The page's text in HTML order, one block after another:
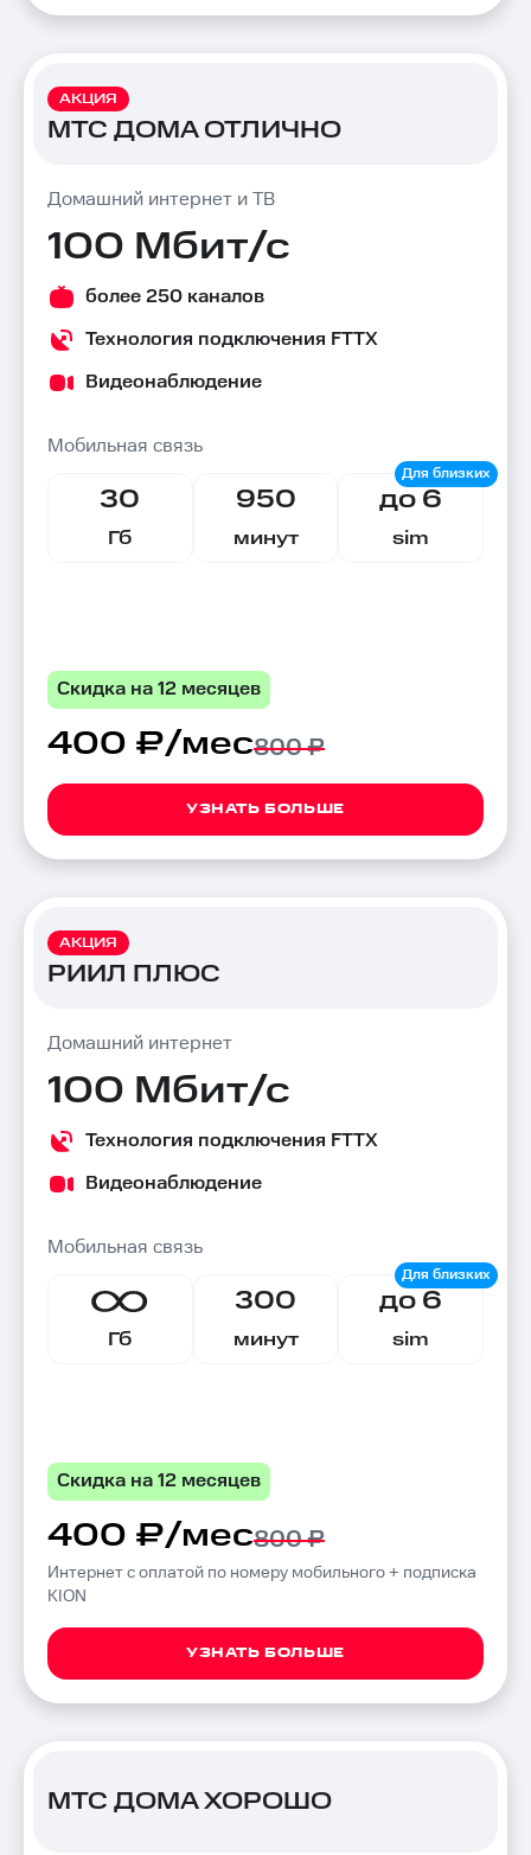
АКЦИЯ
МТС ДОМА ОТЛИЧНО
Домашний интернет и ТВ
100 Мбит/с
более 250 каналов
Технология подключения FTTX
Видеонаблюдение
Мобильная связь
30
Гб
950
минут
до 6
sim
Скидка на 12 месяцев
400 ₽/мес800 ₽
УЗНАТЬ БОЛЬШЕ
АКЦИЯ
РИИЛ ПЛЮС
Домашний интернет
100 Мбит/с
Технология подключения FTTX
Видеонаблюдение
Мобильная связь
Гб
300
минут
до 6
sim
Скидка на 12 месяцев
400 ₽/мес800 ₽
Интернет с оплатой по номеру мобильного + подписка
KION
УЗНАТЬ БОЛЬШЕ
МТС ДОМА ХОРОШО